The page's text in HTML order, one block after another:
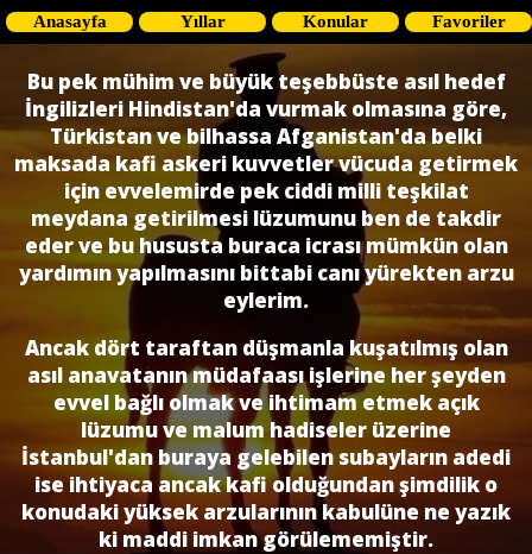
Anasayfa Yıllar Konular Favoriler
Bu pek mühim ve büyük teşebbüste asıl hedef
İngilizleri Hindistan'da vurmak olmasına göre,
Türkistan ve bilhassa Afganistan'da belki
maksada kafi askeri kuvvetler vücuda getirmek
için evvelemirde pek ciddi milli teşkilat
meydana getirilmesi lüzumunu ben de takdir
eder ve bu hususta buraca icrası mümkün olan
yardımın yapılmasını bittabi canı yürekten arzu
eylerim.
Ancak dört taraftan düşmanla kuşatılmış olan
asıl anavatanın müdafaası işlerine her şeyden
evvel bağlı olmak ve ihtimam etmek açık
lüzumu ve malum hadiseler üzerine
İstanbul'dan buraya gelebilen subayların adedi
ise ihtiyaca ancak kafi olduğundan şimdilik o
konudaki yüksek arzularının kabulüne ne yazık
ki maddi imkan görülememiştir.